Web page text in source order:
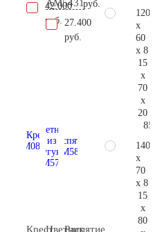
42.000
руб.
AM5431
27.400
руб.
руб.
КрестЦветникРаспятие
120
x
60
x 8
15
x
70
x
20
140
x
70
x 8
15
x
80